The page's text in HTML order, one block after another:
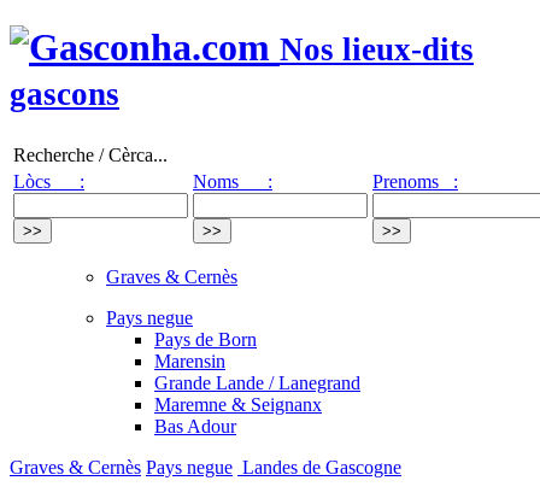
Nos lieux-dits
gascons
Recherche / Cèrca...
Lòcs :
Noms : Prenoms :
Graves & Cernès
Pays negue
Pays de Born
Marensin
Grande Lande / Lanegrand
Maremne & Seignanx
Bas Adour
Graves & Cernès Pays negue Landes de Gascogne